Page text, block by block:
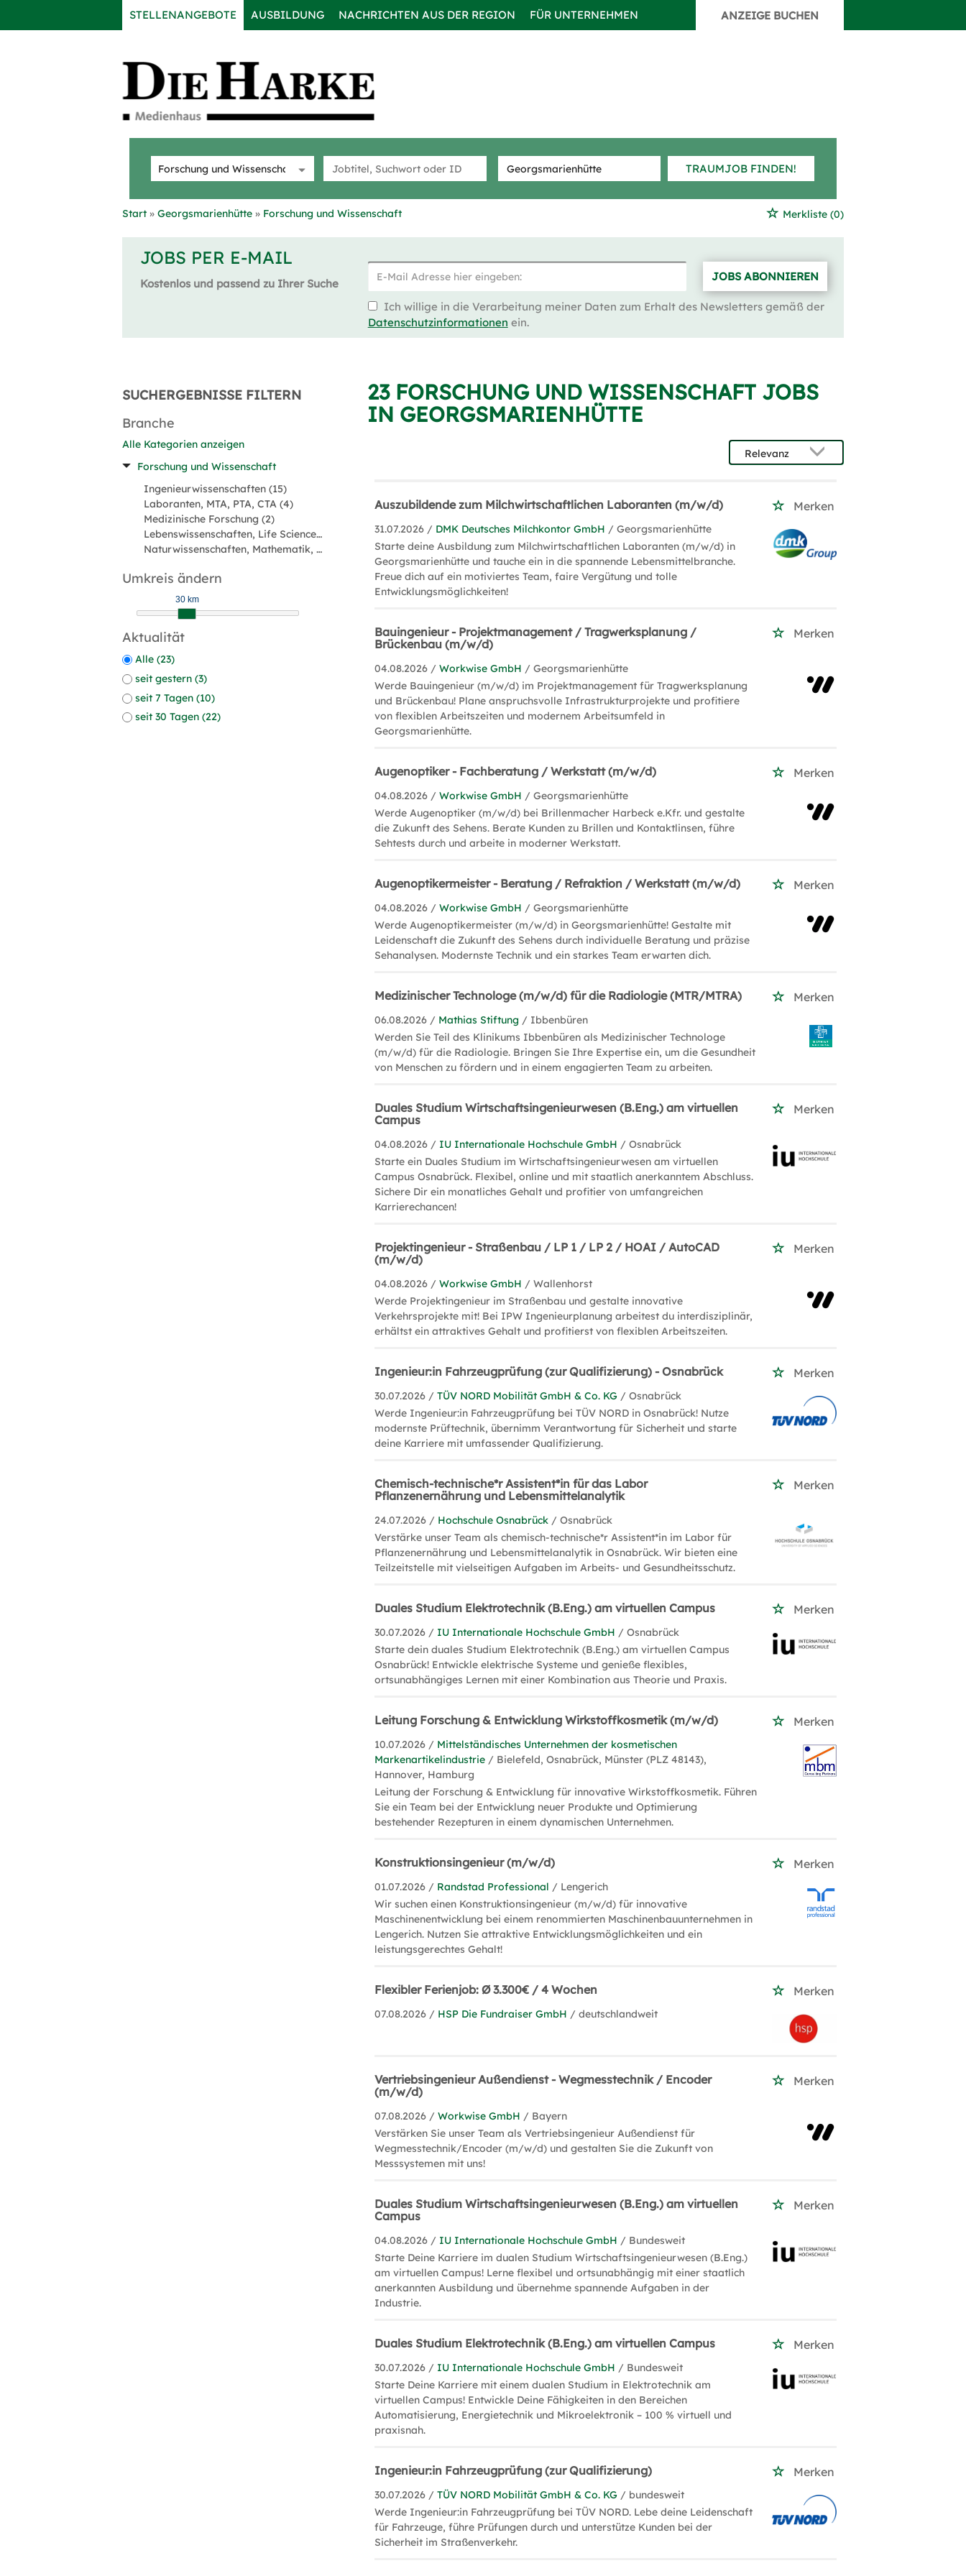
STELLENANGEBOTE AUSBILDUNG NACHRICHTEN AUS DER REGION FÜR UNTERNEHMEN ANZEIGE BUCHEN
TRAUMJOB FINDEN!
Start Georgsmarienhütte Forschung und Wissenschaft Merkliste (0)
JOBS PER E-MAIL
Kostenlos und passend zu Ihrer Suche
JOBS ABONNIEREN
Ich willige in die Verarbeitung meiner Daten zum Erhalt des Newsletters gemäß der
Datenschutzinformationen ein.
SUCHERGEBNISSE FILTERN
Branche
Alle Kategorien anzeigen
Forschung und Wissenschaft
Ingenieurwissenschaften (15)
Laboranten, MTA, PTA, CTA (4)
Medizinische Forschung (2)
Lebenswissenschaften, Life Sciences (1)
Naturwissenschaften, Mathematik, Informatik (1)
Umkreis ändern
30 km
Aktualität
Alle (23)
seit gestern (3)
seit 7 Tagen (10)
seit 30 Tagen (22)
23 FORSCHUNG UND WISSENSCHAFT JOBS
IN GEORGSMARIENHÜTTE
Auszubildende zum Milchwirtschaftlichen Laboranten (m/w/d) Merken
31.07.2026 / DMK Deutsches Milchkontor GmbH / Georgsmarienhütte
Starte deine Ausbildung zum Milchwirtschaftlichen Laboranten (m/w/d) in
Georgsmarienhütte und tauche ein in die spannende Lebensmittelbranche.
Freue dich auf ein motiviertes Team, faire Vergütung und tolle
Entwicklungsmöglichkeiten!
Bauingenieur - Projektmanagement / Tragwerksplanung /
Brückenbau (m/w/d)
Merken
04.08.2026 /Workwise GmbH / Georgsmarienhütte
Werde Bauingenieur (m/w/d) im Projektmanagement für Tragwerksplanung
und Brückenbau! Plane anspruchsvolle Infrastrukturprojekte und profitiere
von flexiblen Arbeitszeiten und modernem Arbeitsumfeld in
Georgsmarienhütte.
Augenoptiker - Fachberatung / Werkstatt (m/w/d) Merken
04.08.2026 /Workwise GmbH / Georgsmarienhütte
Werde Augenoptiker (m/w/d) bei Brillenmacher Harbeck e.Kfr. und gestalte
die Zukunft des Sehens. Berate Kunden zu Brillen und Kontaktlinsen, führe
Sehtests durch und arbeite in moderner Werkstatt.
Augenoptikermeister - Beratung / Refraktion / Werkstatt (m/w/d) Merken
04.08.2026 /Workwise GmbH / Georgsmarienhütte
Werde Augenoptikermeister (m/w/d) in Georgsmarienhütte! Gestalte mit
Leidenschaft die Zukunft des Sehens durch individuelle Beratung und präzise
Sehanalysen. Modernste Technik und ein starkes Team erwarten dich.
Medizinischer Technologe (m/w/d) für die Radiologie (MTR/MTRA) Merken
06.08.2026 / Mathias Stiftung / Ibbenbüren
Werden Sie Teil des Klinikums Ibbenbüren als Medizinischer Technologe
(m/w/d) für die Radiologie. Bringen Sie Ihre Expertise ein, um die Gesundheit
von Menschen zu fördern und in einem engagierten Team zu arbeiten.
Duales Studium Wirtschaftsingenieurwesen (B.Eng.) am virtuellen
Campus
Merken
04.08.2026 / IU Internationale Hochschule GmbH / Osnabrück
Starte ein Duales Studium im Wirtschaftsingenieurwesen am virtuellen
Campus Osnabrück. Flexibel, online und mit staatlich anerkanntem Abschluss.
Sichere Dir ein monatliches Gehalt und profitier von umfangreichen
Karrierechancen!
Projektingenieur - Straßenbau / LP 1 / LP 2 / HOAI / AutoCAD
(m/w/d)
Merken
04.08.2026 /Workwise GmbH / Wallenhorst
Werde Projektingenieur im Straßenbau und gestalte innovative
Verkehrsprojekte mit! Bei IPW Ingenieurplanung arbeitest du interdisziplinär,
erhältst ein attraktives Gehalt und profitierst von flexiblen Arbeitszeiten.
Ingenieur:in Fahrzeugprüfung (zur Qualifizierung) - Osnabrück Merken
30.07.2026 /TÜV NORD Mobilität GmbH & Co. KG / Osnabrück
Werde Ingenieur:in Fahrzeugprüfung bei TÜV NORD in Osnabrück! Nutze
modernste Prüftechnik, übernimm Verantwortung für Sicherheit und starte
deine Karriere mit umfassender Qualifizierung.
Chemisch-technische*r Assistent*in für das Labor
Pflanzenernährung und Lebensmittelanalytik
Merken
24.07.2026 / Hochschule Osnabrück / Osnabrück
Verstärke unser Team als chemisch-technische*r Assistent*in im Labor für
Pflanzenernährung und Lebensmittelanalytik in Osnabrück. Wir bieten eine
Teilzeitstelle mit vielseitigen Aufgaben im Arbeits- und Gesundheitsschutz.
Duales Studium Elektrotechnik (B.Eng.) am virtuellen Campus Merken
30.07.2026 / IU Internationale Hochschule GmbH / Osnabrück
Starte dein duales Studium Elektrotechnik (B.Eng.) am virtuellen Campus
Osnabrück! Entwickle elektrische Systeme und genieße flexibles,
ortsunabhängiges Lernen mit einer Kombination aus Theorie und Praxis.
Leitung Forschung & Entwicklung Wirkstoffkosmetik (m/w/d) Merken
10.07.2026 / Mittelständisches Unternehmen der kosmetischen
Markenartikelindustrie / Bielefeld, Osnabrück, Münster (PLZ 48143),
Hannover, Hamburg
Leitung der Forschung & Entwicklung für innovative Wirkstoffkosmetik. Führen
Sie ein Team bei der Entwicklung neuer Produkte und Optimierung
bestehender Rezepturen in einem dynamischen Unternehmen.
Konstruktionsingenieur (m/w/d) Merken
01.07.2026 / Randstad Professional / Lengerich
Wir suchen einen Konstruktionsingenieur (m/w/d) für innovative
Maschinenentwicklung bei einem renommierten Maschinenbauunternehmen in
Lengerich. Nutzen Sie attraktive Entwicklungsmöglichkeiten und ein
leistungsgerechtes Gehalt!
Flexibler Ferienjob: Ø 3.300€ / 4 Wochen Merken
07.08.2026 / HSP Die Fundraiser GmbH / deutschlandweit
Vertriebsingenieur Außendienst - Wegmesstechnik / Encoder
(m/w/d)
Merken
07.08.2026 /Workwise GmbH / Bayern
Verstärken Sie unser Team als Vertriebsingenieur Außendienst für
Wegmesstechnik/Encoder (m/w/d) und gestalten Sie die Zukunft von
Messsystemen mit uns!
Duales Studium Wirtschaftsingenieurwesen (B.Eng.) am virtuellen
Campus
Merken
04.08.2026 / IU Internationale Hochschule GmbH / Bundesweit
Starte Deine Karriere im dualen Studium Wirtschaftsingenieurwesen (B.Eng.)
am virtuellen Campus! Lerne flexibel und ortsunabhängig mit einer staatlich
anerkannten Ausbildung und übernehme spannende Aufgaben in der
Industrie.
Duales Studium Elektrotechnik (B.Eng.) am virtuellen Campus Merken
30.07.2026 / IU Internationale Hochschule GmbH / Bundesweit
Starte Deine Karriere mit einem dualen Studium in Elektrotechnik am
virtuellen Campus! Entwickle Deine Fähigkeiten in den Bereichen
Automatisierung, Energietechnik und Mikroelektronik – 100 % virtuell und
praxisnah.
Ingenieur:in Fahrzeugprüfung (zur Qualifizierung) Merken
30.07.2026 /TÜV NORD Mobilität GmbH & Co. KG / bundesweit
Werde Ingenieur:in Fahrzeugprüfung bei TÜV NORD. Lebe deine Leidenschaft
für Fahrzeuge, führe Prüfungen durch und unterstütze Kunden bei der
Sicherheit im Straßenverkehr.